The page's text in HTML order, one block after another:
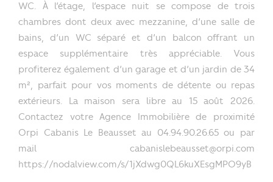
WC. À l’étage, l’espace nuit se compose de trois
chambres dont deux avec mezzanine, d’une salle de
bains, d’un WC séparé et d’un balcon offrant un
espace supplémentaire très appréciable. Vous
profiterez également d’un garage et d’un jardin de 34
m², parfait pour vos moments de détente ou repas
extérieurs. La maison sera libre au 15 août 2026.
Contactez votre Agence Immobilière de proximité
Orpi Cabanis Le Beausset au 04.94.90.26.65 ou par
mail cabanislebeausset@orpi.com
https://nodalview.com/s/1jXdwg0QL6kuXEsgMPO9yB